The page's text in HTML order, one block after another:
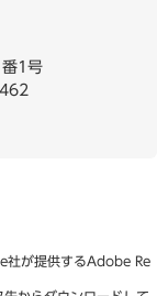
1号
社が提供するAdobe Re